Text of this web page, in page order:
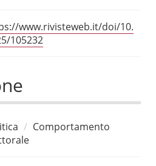
www.rivisteweb.it/doi/10.
105232
Comportamento